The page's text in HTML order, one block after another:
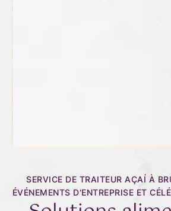
SERVICE DE TRAITEUR AÇAÍ À
ÉVÉNEMENTS D'ENTREPRISE ET